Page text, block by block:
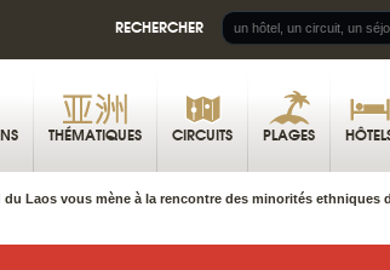
RECHERCHER
THÉMATIQUES CIRCUITS PLAGES
Laos vous mène à la rencontre des minorités ethniques